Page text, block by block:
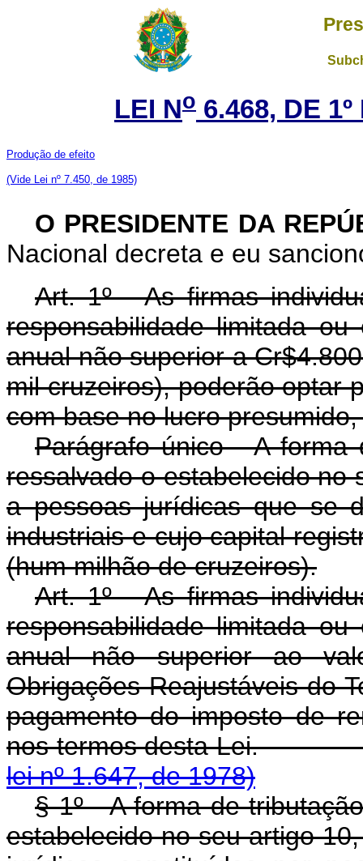
LEI No 6.468, DE
Produção de efeito
(Vide Lei nº 7.450, de 1985)
O PRESIDENTE DA
Nacional decreta e eu
Art. 1º - As firmas
responsabilidade limitada
anual não superior a
mil cruzeiros), poderão optar
com base no lucro
Parágrafo único - A
ressalvado o estabelecido no
a pessoas jurídicas que se
industriais e cujo capital
(hum milhão de cruzeiros).
Art. 1º - As firmas
responsabilidade limitada
anual não superior ao
Obrigações Reajustáveis do
pagamento do imposto de
nos termos
lei nº 1.647, de 1978)
§ 1º - A forma de
estabelecido no seu artigo